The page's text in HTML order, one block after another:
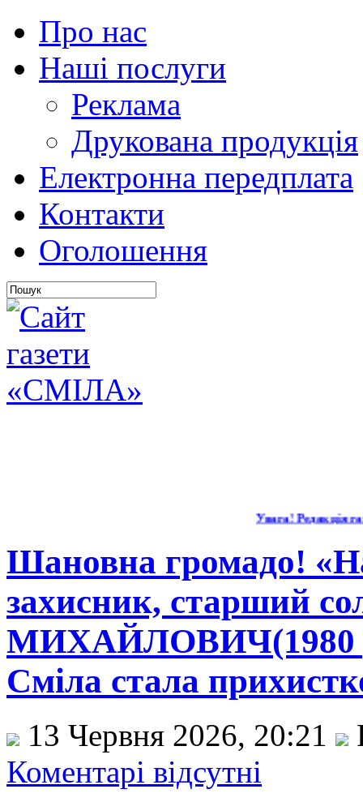
Про нас
Наші послуги
Реклама
Друкована продукція
Електронна передплата
Контакти
Оголошення
Увага! Редакція
Шановна громадо!
захисник, старший
МИХАЙЛОВИЧ(1980
Сміла стала
13 Червня 2026, 20:21
Коментарі відсутні